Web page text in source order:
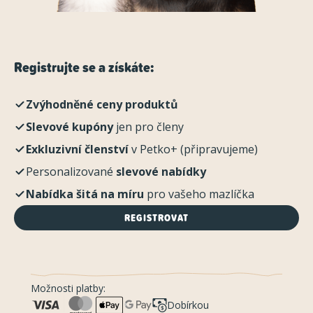
Registrujte se a získáte:
Zvýhodněné ceny produktů
Slevové kupónyjen pro členy
Exkluzivní členstvív Petko+ (připravujeme)
Personalizované slevové nabídky
Nabídka šitá na míru pro vašeho mazlíčka
REGISTROVAT
Možnosti platby:
Dobírkou